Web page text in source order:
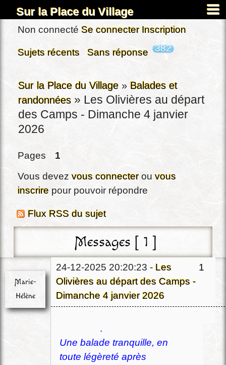
Sur la Place du Village
Accueil
À propos
Images&Docs
Chercher
Actus
Inscription
Connexion
Non connecté Se connecter Inscription
Sujets récents Sans réponse 382
Sur la Place du Village » Balades et
randonnées » Les Olivières au départ
des Camps - Dimanche 4 janvier
2026
Pages
1
Vous devezvous connecterouvous
inscrire pour pouvoir répondre
Flux RSS du sujet
Messages [ 1 ]
1
Marie-
Hélène
24-12-2025 20:20:23 - Les
Olivières au départ des Camps -
Dimanche 4 janvier 2026
.
Une balade tranquille, en
toute légèreté après